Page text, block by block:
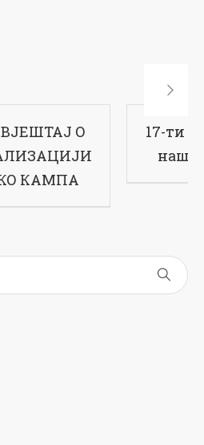
17-ти рођендан
наше школе